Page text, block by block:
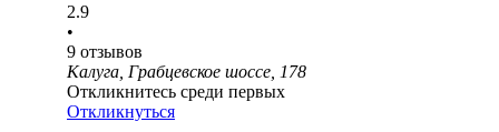
2.9
•
9 отзывов
Калуга, Грабцевское шоссе, 178
Откликнитесь среди первых
Откликнуться